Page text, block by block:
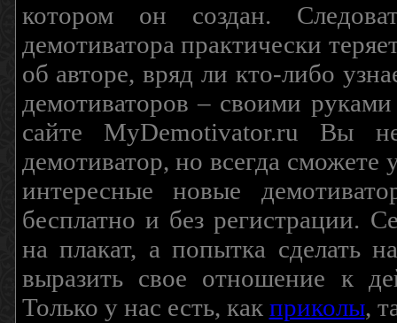
котором он создан.
демотиватора практически
об авторе, вряд ли кто-либо
демотиваторов – своими
сайте MyDemotivator.ru Вы
демотиватор, но всегда сможете
интересные новые
бесплатно и без регистрации.
на плакат, а попытка
выразить свое отношение к
Только у нас есть, как приколы,